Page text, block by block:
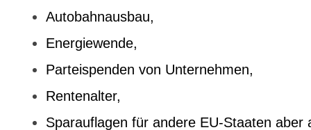
Autobahnausbau,
Energiewende,
Parteispenden von Unternehmen,
Rentenalter,
Sparauflagen für andere EU-Staaten aber